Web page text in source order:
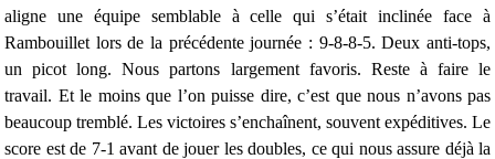
aligne une équipe semblable à celle qui s’était inclinée face à
Rambouillet lors de la précédente journée : 9-8-8-5. Deux anti-tops,
un picot long. Nous partons largement favoris. Reste à faire le
travail. Et le moins que l’on puisse dire, c’est que nous n’avons pas
beaucoup tremblé. Les victoires s’enchaînent, souvent expéditives. Le
score est de 7-1 avant de jouer les doubles, ce qui nous assure déjà la